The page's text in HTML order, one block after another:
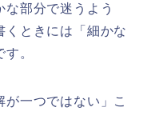
な部分で迷うよう
くときには「細かな
。
一つではない」こ